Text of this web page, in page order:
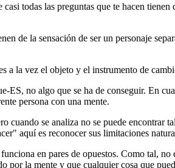
todas las preguntas que te hacen
de la sensación de ser un personaje
a la vez el objeto y el instrumento de
ES, no algo que se ha de conseguir. En
persona con una mente.
cuando se analiza no se puede encontrar
aquí es reconocer sus limitaciones
en pares de opuestos. Como tal,
por la mente y que cualquier cosa que